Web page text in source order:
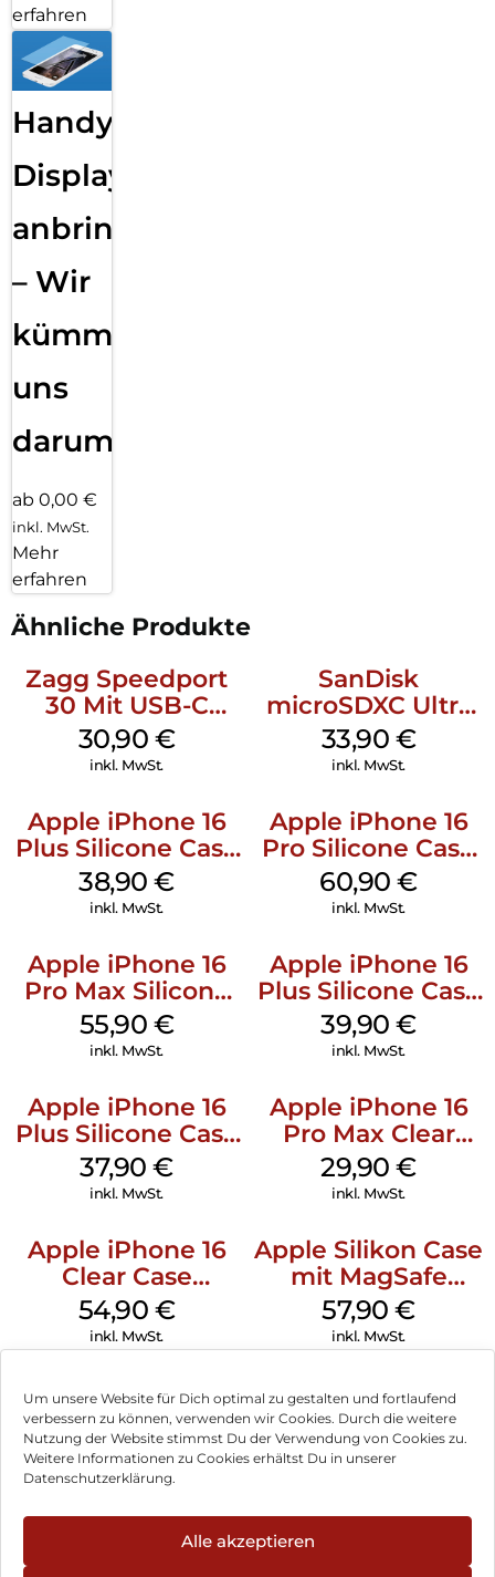
Um unsere Website für Dich optimal zu gestalten und fortlaufend
verbessern zu können, verwenden wir Cookies. Durch die weitere
Nutzung der Website stimmst Du der Verwendung von Cookies zu.
Weitere Informationen zu Cookies erhältst Du in unserer
Datenschutzerklärung.
Alle akzeptieren
erfahren
Handy
Displayfolie
anbringen
– Wir
kümmern
uns
darum!
ab 0,00 €
inkl. MwSt.
Mehr
erfahren
Ähnliche Produkte
Zagg Speedport
30 Mit USB-C
Kabel Weiß
30,90 €
inkl. MwSt.
SanDisk
microSDXC Ultra
128 GB + Adapter
Mobile
33,90 €
inkl. MwSt.
Apple iPhone 16
Plus Silicone Case
MagSafe Denim
38,90€
inkl. MwSt.
Apple iPhone 16
Pro Silicone Case
MagSafe Stone
Gray
60,90€
inkl. MwSt.
Apple iPhone 16
Pro Max Silicone
Case MagSafe
Stone Gray
55,90 €
inkl. MwSt.
Apple iPhone 16
Plus Silicone Case
MagSafe Plum
39,90€
inkl. MwSt.
Apple iPhone 16
Plus Silicone Case
MagSafe Lake
Green
37,90€
inkl. MwSt.
Apple iPhone 16
Pro Max Clear
Case MagSafe
Transparent
29,90€
inkl. MwSt.
Apple iPhone 16
Clear Case
MagSafe
Transparent
54,90 €
inkl. MwSt.
Apple Silikon Case
mit MagSafe
iPhone 14 Pro
(PRODUCT)RED
57,90€
inkl. MwSt.
Impressum